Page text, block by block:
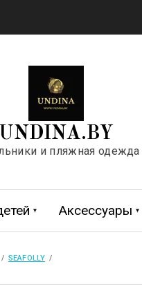
UNDINA.BY
и пляжная одежда
Аксессуары
/
SEAFOLLY
  /